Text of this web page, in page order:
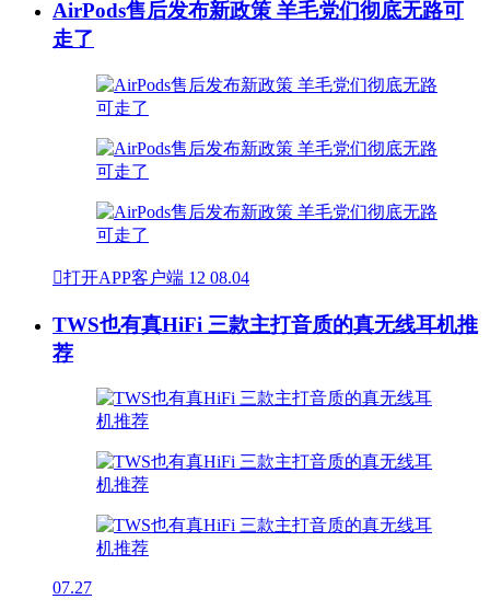
AirPods售后发布新政策 羊毛党们彻底无路可
走了
打开APP客户端 12 08.04
TWS也有真HiFi 三款主打音质的真无线耳机推
荐
07.27